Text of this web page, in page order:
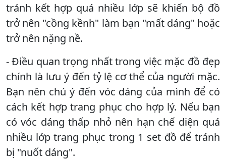
tránh kết hợp quá nhiều lớp sẽ khiến bộ đồ
trở nên "cồng kềnh" làm bạn "mất dáng" hoặc
trở nên nặng nề.
- Điều quan trọng nhất trong việc mặc đồ đẹp
chính là lưu ý đến tỷ lệ cơ thể của người mặc.
Bạn nên chú ý đến vóc dáng của mình để có
cách kết hợp trang phục cho hợp lý. Nếu bạn
có vóc dáng thấp nhỏ nên hạn chế diện quá
nhiều lớp trang phục trong 1 set đồ để tránh
bị "nuốt dáng".